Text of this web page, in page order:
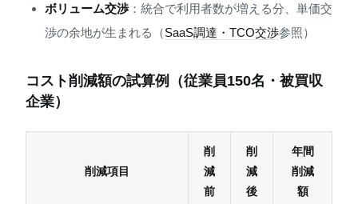
ボリューム交渉：統合で利用者数が増える分、単価交
渉の余地が生まれる（SaaS調達・TCO交渉参照）
コスト削減額の試算例（従業員150名・被買収
企業）
削減項目
削
減
前
削
減
後
年間
削減
額